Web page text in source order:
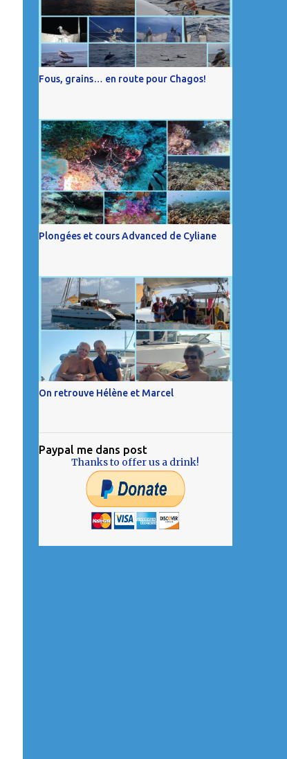
Fous, grains… en route pour Chagos!
Plongées et cours Advanced de Cyliane
On retrouve Hélène et Marcel
Paypal me dans post
Thanks to offer us a drink!